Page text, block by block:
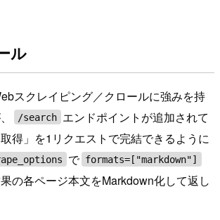
ル
スクレイピング／クロールに強みを持
/search エンドポイントが追加されて
得」を1リクエストで完結できるように
で formats=["markdown"]
の各ページ本文をMarkdown化して返し